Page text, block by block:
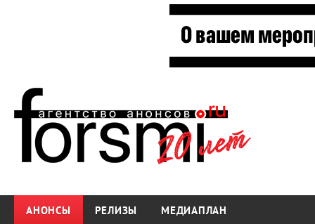
АНОНСЫ РЕЛИЗЫ МЕДИАПЛАН